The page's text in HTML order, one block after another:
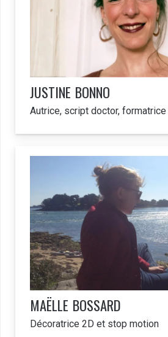
JUSTINE BONNO
Autrice, script doctor,
MAËLLE BOSSARD
Décoratrice 2D et stop motion